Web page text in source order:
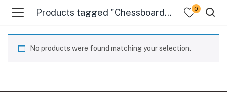
Products tagged "Chessboards - Juvenile Fiction" 0
No products were found matching your selection.